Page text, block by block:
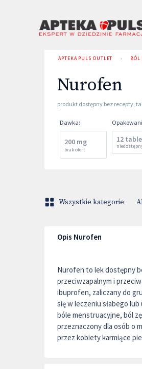
APTEKA PULS OUTLET › BÓL
Nurofen
produkt dostępny bez recepty,
Dawka:
200 mg
brak ofert
12
Wszystkie kategorie
Opis Nurofen
Nurofen to lek dostępny
przeciwzapalnym i
ibuprofen, zaliczany do
się w leczeniu słabego
bóle menstruacyjne, ból
przeznaczony dla osób o
przez kobiety karmiące